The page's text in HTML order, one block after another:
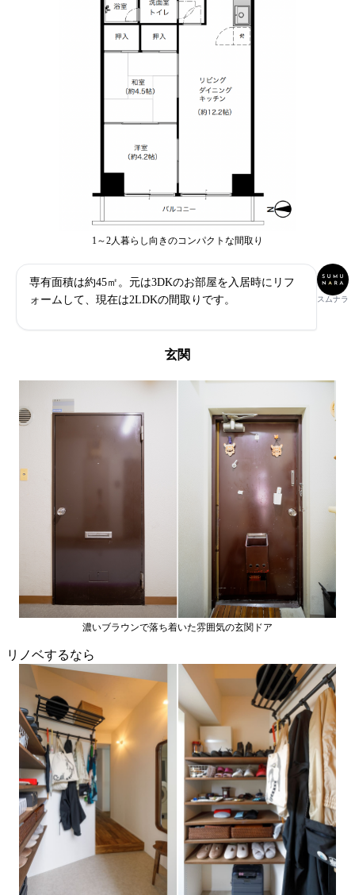
1～2人暮らし向きのコンパクトな間取り
スムナラ
専有面積は約45㎡。元は3DKのお部屋を入居時にリフ
ォームして、現在は2LDKの間取りです。
玄関
濃いブラウンで落ち着いた雰囲気の玄関ドア
リノベするなら